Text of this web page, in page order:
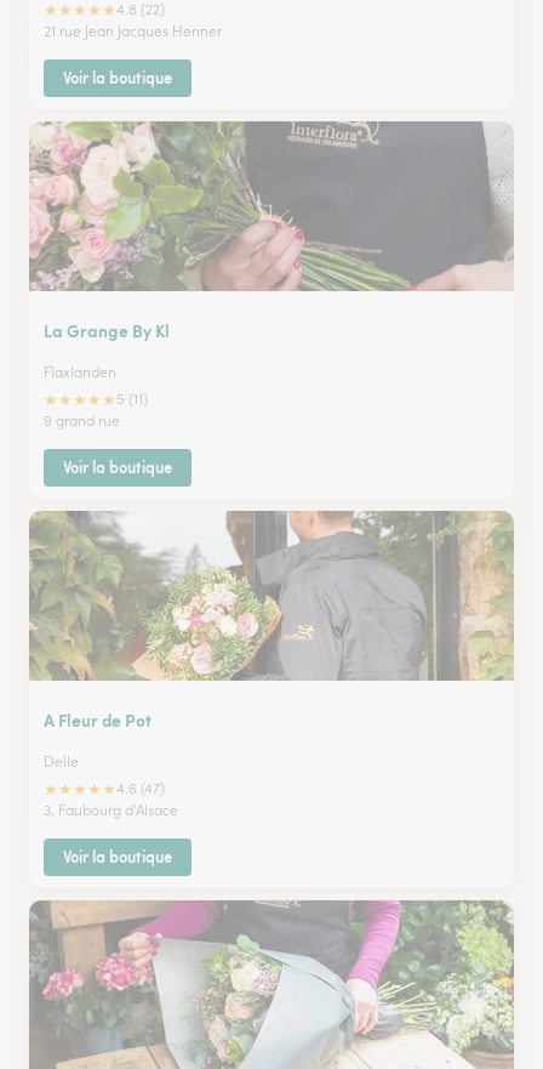
★★★★★4.8 (22)
21 rue Jean Jacques Henner
Voir la boutique
La Grange By Kl
Flaxlanden
★★★★★ 5 (11)
9 grand rue
Voir la boutique
A Fleur de Pot
Delle
★★★★★4.6 (47)
3, Faubourg d'Alsace
Voir la boutique